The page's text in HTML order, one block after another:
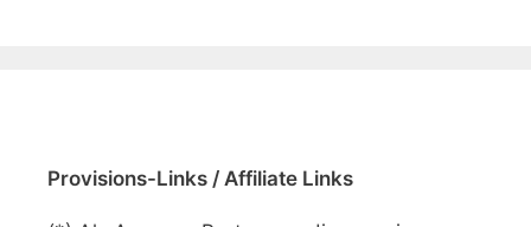
Provisions-Links / Affiliate Links